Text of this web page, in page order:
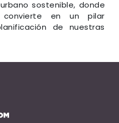
sostenible, donde
en un pilar
de nuestras